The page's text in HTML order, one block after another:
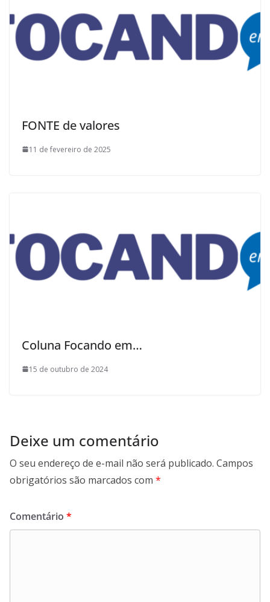
FONTE de valores
11 de fevereiro de 2025
Coluna Focando em…
15 de outubro de 2024
Deixe um comentário
O seu endereço de e-mail não será publicado. Campos
obrigatórios são marcados com *
Comentário *